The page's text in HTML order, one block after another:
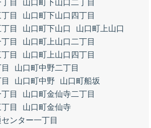
目
山口町下山口二丁目
目
山口町下山口四丁目
目
山口町下山口
山口町上山口
目
山口町上山口二丁目
目
山口町上山口四丁目
山口町中野二丁目
山口町中野
山口町船坂
目
山口町金仙寺二丁目
目
山口町金仙寺
ンター一丁目